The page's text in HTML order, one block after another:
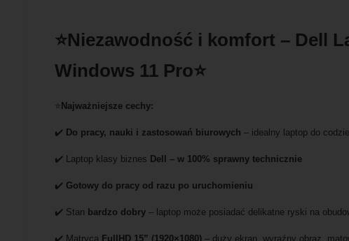
⭐Niezawodność i komfort – Dell
Windows 11 Pro⭐
⭐ Najważniejsze cechy:
✔️ Do pracy, nauki i zastosowań biurowych – idealny laptop do
✔️ Laptop klasy biznes Dell – w 100% sprawny technicznie
✔️ Gotowy do pracy od razu po uruchomieniu
✔️ Stan bardzo dobry – laptop może posiadać delikatne ryski na
✔️ Matryca FullHD 15” (1920×1080) – duży ekran, wyraźny obraz,